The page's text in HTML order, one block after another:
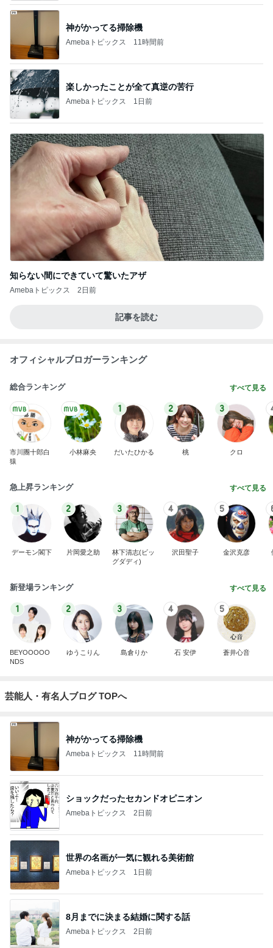
神がかってる掃除機
Amebaトピックス 11時間前
楽しかったことが全て真逆の苦行
Amebaトピックス 1日前
知らない間にできていて驚いたアザ
Amebaトピックス 2日前
記事を読む
オフィシャルブロガーランキング
総合ランキング すべて見る
市川團十郎白
猿
小林麻央
1
だいたひかる
2
桃
3
クロ
急上昇ランキング すべて見る
1
デーモン閣下
2
片岡愛之助
3
林下清志(ビッ
グダディ)
4
沢田聖子
5
金沢克彦
新登場ランキング すべて見る
1
BEYOOOOO
NDS
2
ゆうこりん
3
島倉りか
4
石 安伊
5
蒼井心音
芸能人・有名人ブログ TOPへ
神がかってる掃除機
Amebaトピックス 11時間前
ショックだったセカンドオピニオン
Amebaトピックス 2日前
世界の名画が一気に観れる美術館
Amebaトピックス 1日前
8月までに決まる結婚に関する話
Amebaトピックス 2日前